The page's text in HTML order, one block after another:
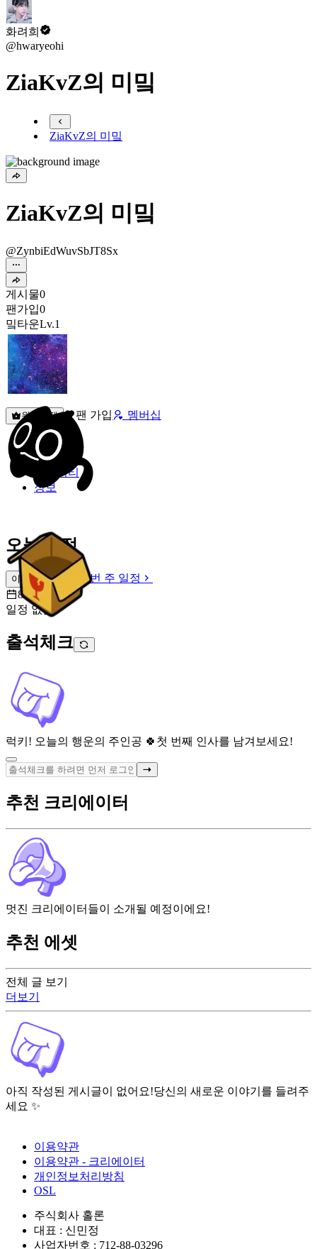
화려희
@hwaryeohi
ZiaKvZ의 미밐
ZiaKvZ의 미밐
ZiaKvZ의 미밐
@ZynbiEdWuvSbJT8Sx
게시물0
팬가입0
밐타운Lv.1
원픽선택 팬 가입 멤버십
밐타운
피드
커뮤니티
정보
오늘 일정
이번 주 일정
이번 주 일정
8월 8일 [토]
일정 없음
출석체크
럭키! 오늘의 행운의 주인공 🍀 첫 번째 인사를 남겨보세요!
전체 글 보기
더보기
아직 작성된 게시글이 없어요!당신의 새로운 이야기를 들려주
세요 ✨
추천 크리에이터
멋진 크리에이터들이 소개될 예정이에요!
추천 에셋
이용약관
이용약관 - 크리에이터
개인정보처리방침
OSL
주식회사 홀론
대표 : 신민정
사업자번호 : 712-88-03296